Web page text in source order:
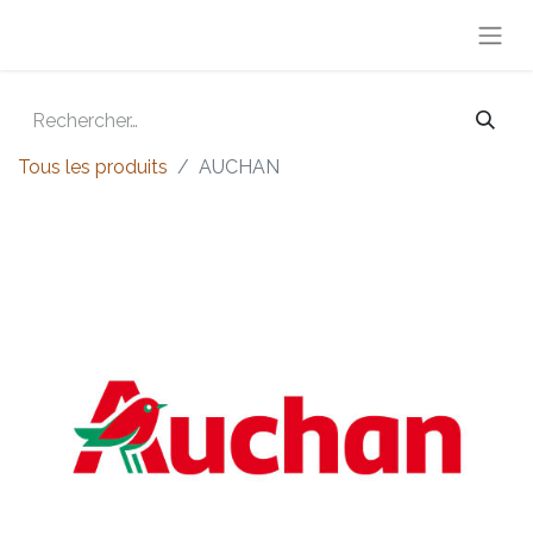
Tous les produits AUCHAN